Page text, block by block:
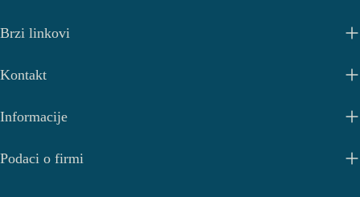
Brzi linkovi
Kontakt
Informacije
Podaci o firmi